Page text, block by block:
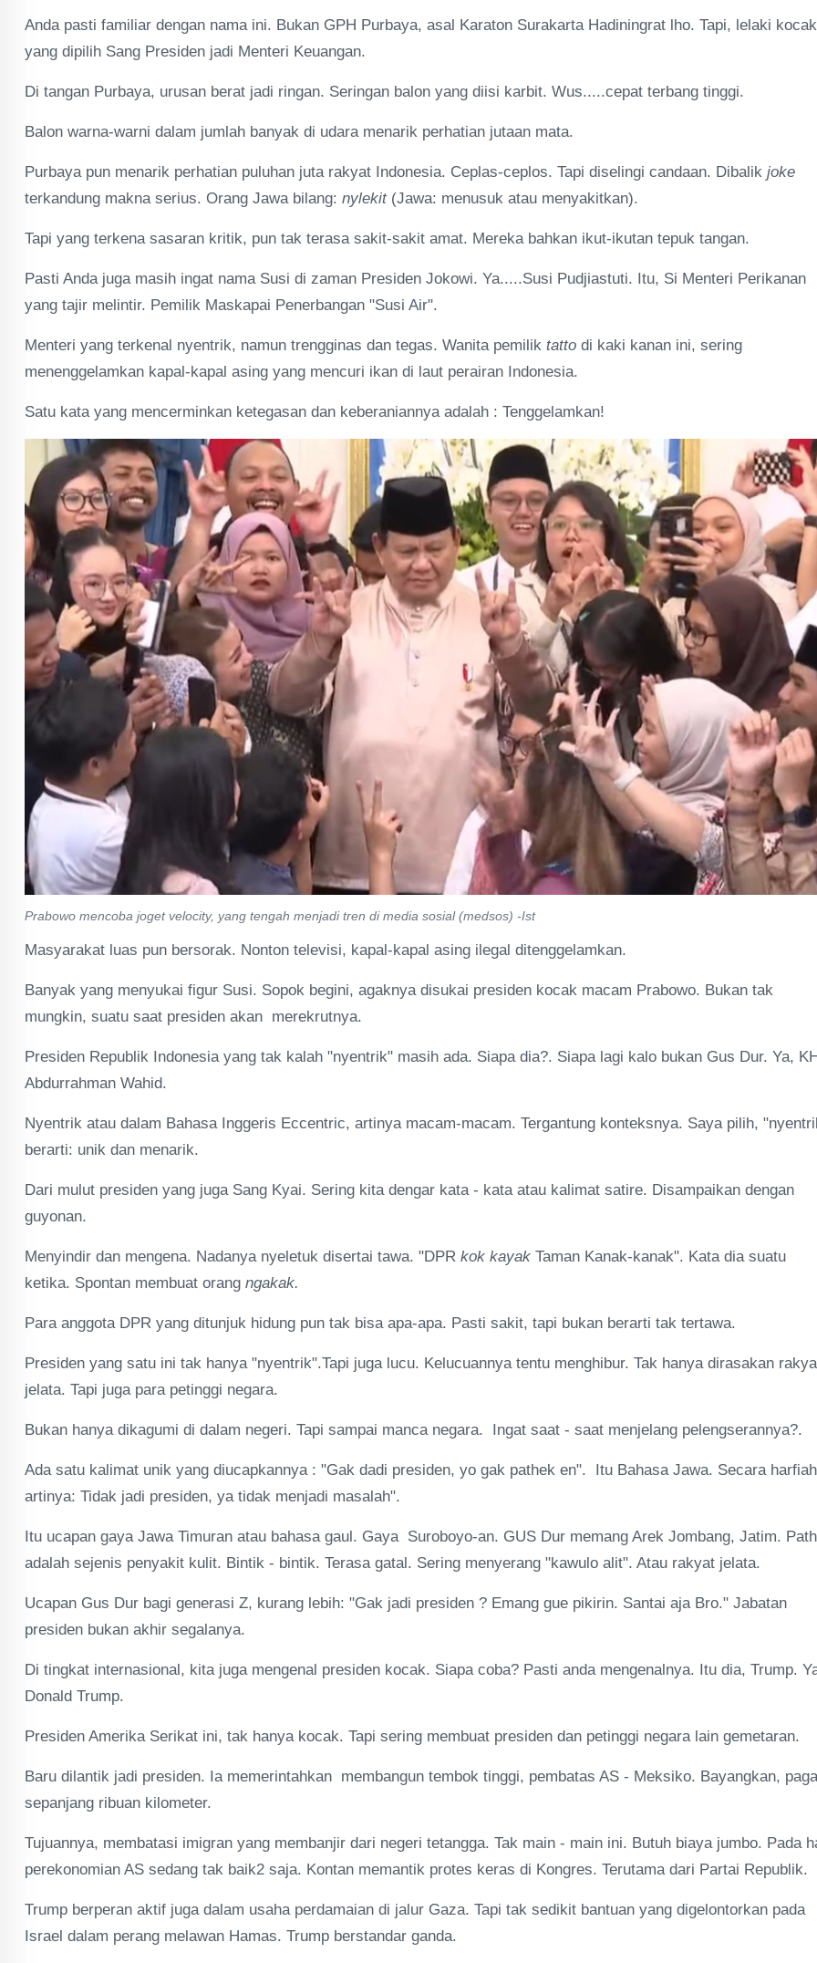
Anda pasti familiar dengan nama ini. Bukan GPH Purbaya, asal Karaton Surakarta Hadiningrat lho. Tapi, lelaki kocak
yang dipilih Sang Presiden jadi Menteri Keuangan.
Di tangan Purbaya, urusan berat jadi ringan. Seringan balon yang diisi karbit. Wus.....cepat terbang tinggi.
Balon warna-warni dalam jumlah banyak di udara menarik perhatian jutaan mata.
Purbaya pun menarik perhatian puluhan juta rakyat Indonesia. Ceplas-ceplos. Tapi diselingi candaan. Dibalik joke
terkandung makna serius. Orang Jawa bilang: nylekit (Jawa: menusuk atau menyakitkan).
Tapi yang terkena sasaran kritik, pun tak terasa sakit-sakit amat. Mereka bahkan ikut-ikutan tepuk tangan.
Pasti Anda juga masih ingat nama Susi di zaman Presiden Jokowi. Ya.....Susi Pudjiastuti. Itu, Si Menteri Perikanan
yang tajir melintir. Pemilik Maskapai Penerbangan "Susi Air".
Menteri yang terkenal nyentrik, namun trengginas dan tegas. Wanita pemilik tatto di kaki kanan ini, sering
menenggelamkan kapal-kapal asing yang mencuri ikan di laut perairan Indonesia.
Satu kata yang mencerminkan ketegasan dan keberaniannya adalah : Tenggelamkan!
Prabowo mencoba joget velocity, yang tengah menjadi tren di media sosial (medsos) -Ist
Masyarakat luas pun bersorak. Nonton televisi, kapal-kapal asing ilegal ditenggelamkan.
Banyak yang menyukai figur Susi. Sopok begini, agaknya disukai presiden kocak macam Prabowo. Bukan tak
mungkin, suatu saat presiden akan merekrutnya.
Presiden Republik Indonesia yang tak kalah "nyentrik" masih ada. Siapa dia?. Siapa lagi kalo bukan Gus Dur. Ya,
Abdurrahman Wahid.
Nyentrik atau dalam Bahasa Inggeris Eccentric, artinya macam-macam. Tergantung konteksnya. Saya pilih,
berarti: unik dan menarik.
Dari mulut presiden yang juga Sang Kyai. Sering kita dengar kata - kata atau kalimat satire. Disampaikan dengan
guyonan.
Menyindir dan mengena. Nadanya nyeletuk disertai tawa. "DPR kok kayak Taman Kanak-kanak". Kata dia suatu
ketika. Spontan membuat orang ngakak.
Para anggota DPR yang ditunjuk hidung pun tak bisa apa-apa. Pasti sakit, tapi bukan berarti tak tertawa.
Presiden yang satu ini tak hanya "nyentrik".Tapi juga lucu. Kelucuannya tentu menghibur. Tak hanya dirasakan
jelata. Tapi juga para petinggi negara.
Bukan hanya dikagumi di dalam negeri. Tapi sampai manca negara. Ingat saat - saat menjelang pelengserannya?.
Ada satu kalimat unik yang diucapkannya : "Gak dadi presiden, yo gak pathek en". Itu Bahasa Jawa. Secara
artinya: Tidak jadi presiden, ya tidak menjadi masalah".
Itu ucapan gaya Jawa Timuran atau bahasa gaul. Gaya Suroboyo-an. GUS Dur memang Arek Jombang, Jatim.
adalah sejenis penyakit kulit. Bintik - bintik. Terasa gatal. Sering menyerang "kawulo alit". Atau rakyat jelata.
Ucapan Gus Dur bagi generasi Z, kurang lebih: "Gak jadi presiden ? Emang gue pikirin. Santai aja Bro." Jabatan
presiden bukan akhir segalanya.
Di tingkat internasional, kita juga mengenal presiden kocak. Siapa coba? Pasti anda mengenalnya. Itu dia, Trump.
Donald Trump.
Presiden Amerika Serikat ini, tak hanya kocak. Tapi sering membuat presiden dan petinggi negara lain gemetaran.
Baru dilantik jadi presiden. Ia memerintahkan membangun tembok tinggi, pembatas AS - Meksiko. Bayangkan,
sepanjang ribuan kilometer.
Tujuannya, membatasi imigran yang membanjir dari negeri tetangga. Tak main - main ini. Butuh biaya jumbo. Pada
perekonomian AS sedang tak baik2 saja. Kontan memantik protes keras di Kongres. Terutama dari Partai Republik.
Trump berperan aktif juga dalam usaha perdamaian di jalur Gaza. Tapi tak sedikit bantuan yang digelontorkan pada
Israel dalam perang melawan Hamas. Trump berstandar ganda.